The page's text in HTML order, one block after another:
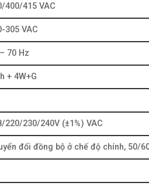
400/415 VAC
305 VAC
70 Hz
+ 4W+G
220/230/240V (±1%) VAC
đổi đồng bộ ở chế độ chính, 50/